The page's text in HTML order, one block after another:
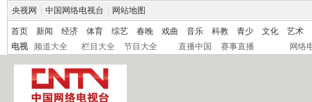
央视网 中国网络电视台 网站地图
首页 新闻 经济 体育 综艺 春晚 戏曲 音乐 科教 青少 文化
艺术
电视
频道大全 栏目大全 节目大全 直播中国 赛事直播 网络